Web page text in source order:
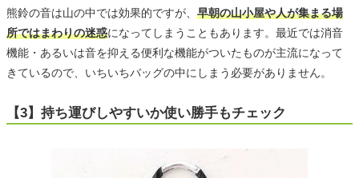
熊鈴の音は山の中では効果的ですが、 早朝の山小屋や人が集まる場
所ではまわりの迷惑になってしまうこともあります。最近では消音
機能・あるいは音を抑える便利な機能がついたものが主流になって
きているので、いちいちバッグの中にしまう必要がありません。
【3】持ち運びしやすいか使い勝手もチェック